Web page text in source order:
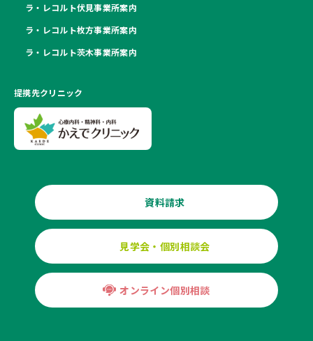
ラ・レコルト伏見事業所案内
ラ・レコルト枚方事業所案内
ラ・レコルト茨木事業所案内
提携先クリニック
資料請求
見学会・個別相談会
オンライン個別相談